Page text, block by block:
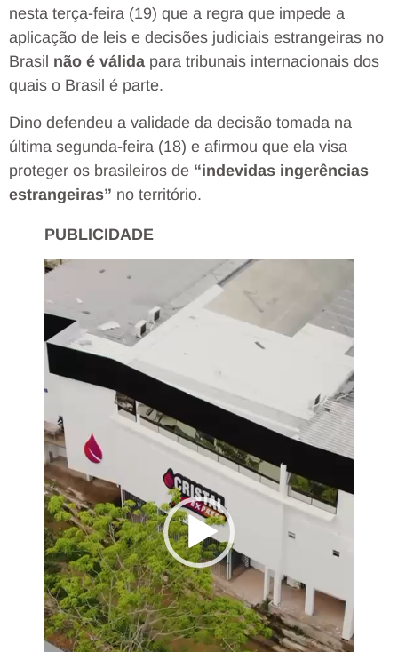
nesta terça-feira (19) que a regra que impede a
aplicação de leis e decisões judiciais estrangeiras no
Brasil não é válida para tribunais internacionais dos
quais o Brasil é parte.
Dino defendeu a validade da decisão tomada na
última segunda-feira (18) e afirmou que ela visa
proteger os brasileiros de “indevidas ingerências
estrangeiras” no território.
PUBLICIDADE
Tocador
vídeo